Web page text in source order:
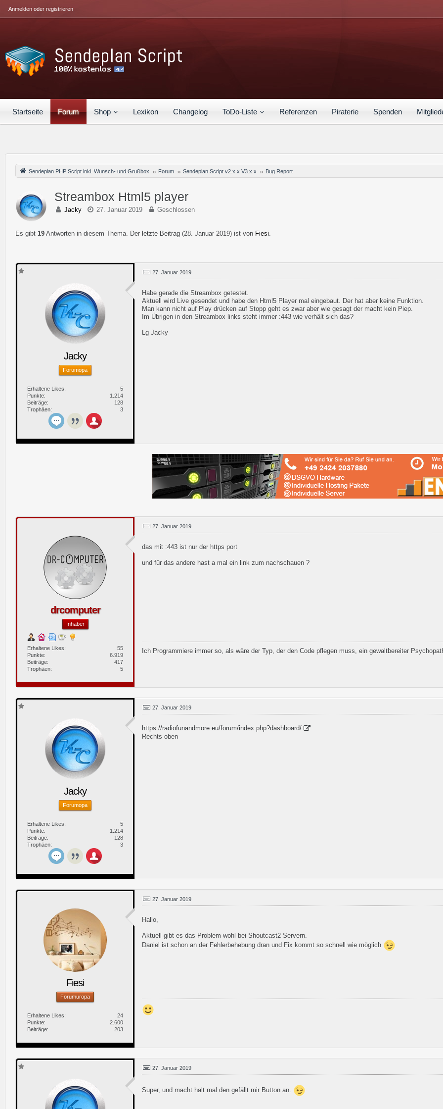
Startseite Forum Shop Lexikon Changelog ToDo-Liste Referenzen Piraterie Spenden
Anmelden oder registrieren
Sendeplan PHP Script inkl. Wunsch- und Grußbox Forum Sendeplan Script v2.x.x V3.x.x Bug Report
Streambox Html5 player
Jacky 27. Januar 2019 Geschlossen
Es gibt 19 Antworten in diesem Thema. Der letzte Beitrag (28. Januar 2019) ist von Fiesi.
Jacky
Forumopa
Erhaltene Likes
5
Punkte
1.214
Beiträge
128
Trophäen
3
27. Januar 2019
Habe gerade die Streambox getestet.
Aktuell wird Live gesendet und habe den Html5 Player mal eingebaut. Der hat aber keine Funktion.
Man kann nicht auf Play drücken auf Stopp geht es zwar aber wie gesagt der macht kein Piep.
Im Übrigen in den Streambox links steht immer :443 wie verhält sich das?
Lg Jacky
drcomputer
Inhaber
Erhaltene Likes
55
Punkte
6.919
Beiträge
417
Trophäen
5
27. Januar 2019
das mit :443 ist nur der https port
und für das andere hast a mal ein link zum nachschauen ?
Ich Programmiere immer so, als wäre der Typ, der den Code pflegen muss, ein gewaltbereiter
Jacky
Forumopa
Erhaltene Likes
5
Punkte
1.214
Beiträge
128
Trophäen
3
27. Januar 2019
https://radiofunandmore.eu/forum/index.php?dashboard/
Rechts oben
Fiesi
Forumuropa
Erhaltene Likes
24
Punkte
2.600
Beiträge
203
27. Januar 2019
Hallo,
Aktuell gibt es das Problem wohl bei Shoutcast2 Servern.
Daniel ist schon an der Fehlerbehebung dran und Fix kommt so schnell wie möglich
27. Januar 2019
Super, und macht halt mal den gefällt mir Button an.